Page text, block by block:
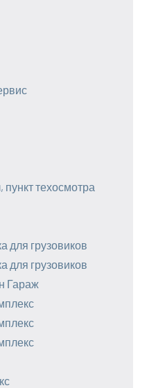
техосмотра
для грузовиков
для грузовиков
Гараж